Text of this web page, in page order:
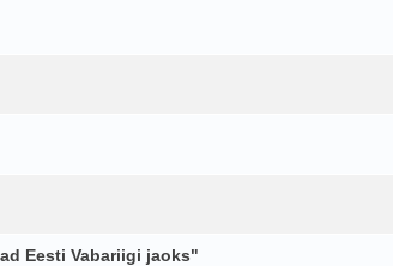
Eesti Vabariigi jaoks"